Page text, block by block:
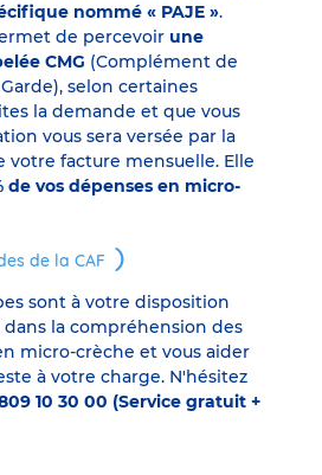
nommé « PAJE ».
de percevoir une
CMG (Complément de
selon certaines
la demande et que vous
vous sera versée par la
votre facture mensuelle. Elle
de vos dépenses en micro-
de la CAF
sont à votre disposition
la compréhension des
micro-crèche et vous aider
à votre charge. N'hésitez
10 30 00 (Service gratuit +